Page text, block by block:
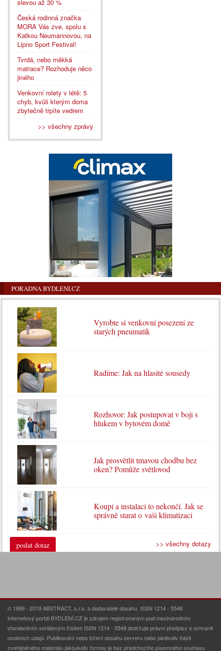
slevou až 30 %
Česká rodinná značka
MORA Vás zve, spolu s
Katkou Neumannovou, na
Lipno Sport Festival!
Tvrdá, nebo měkká
matrace? Rozhoduje něco
jiného
Venkovní rolety v létě: 5
chyb, kvůli kterým doma
zbytečně trpíte vedrem
>> všechny zprávy
PORADNA BYDLENÍ.CZ
Vyrobte si venkovní posezení ze
starých pneumatik
Radíme: Jak na hlasité sousedy
Rozhovor: Jak postupovat v boji s
hlukem v bytovém domě
Jak prosvětlit tmavou chodbu bez
oken? Pomůže světlovod
Koupí a instalací to nekončí. Jak se
správně starat o vaši klimatizaci
poslat dotaz >> všechny dotazy
© 1999 - 2019 ABSTRACT, s.r.o. a dodavatelé obsahu. ISSN 1214 - 5548
Internetový portál BYDLENÍ.CZ je zdrojem registrovaným pod mezinárodním
standardním seriálovým číslem ISSN 1214 - 5548 dodržuje právní předpisy o ochraně
osobních údajů. Publikování nebo šíření obsahu serveru nebo jakékoliv části
zveřejněného materiálu jakoukoliv formou je bez předchozího písemného souhlasu